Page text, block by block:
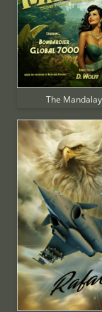
The